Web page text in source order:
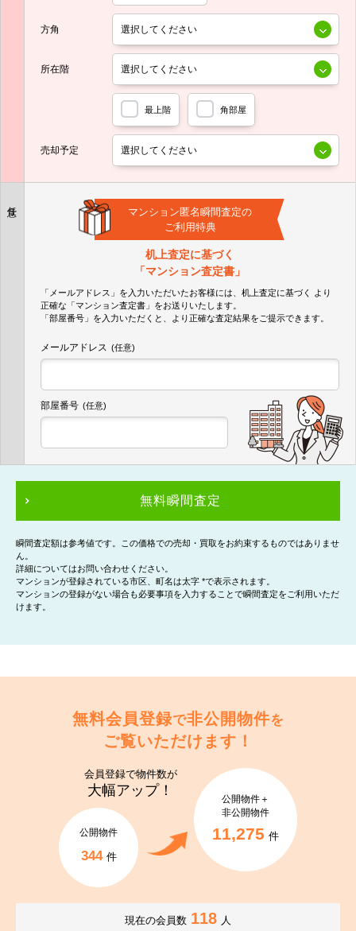
方角
所在階
最上階 角部屋
売却予定
マンション匿名瞬間査定の
ご利用特典
机上査定に基づく
「マンション査定書」
「メールアドレス」を入力いただいたお客様には、机上査定に基づく
より
正確な 「マンション査定書」 をお送りいたします。
「部屋番号」を入力いただくと、より正確な査定結果をご提示できます。
メールアドレス (任意)
部屋番号 (任意)
無料瞬間査定
瞬間査定額は参考値です。この価格での売却・買取をお約束するものではありませ
ん。
詳細についてはお問い合わせください。
マンションが登録されている市区、町名は太字 *で表示されます。
マンションの登録がない場合も必要事項を入力することで瞬間査定をご利用いただ
けます。
無料会員登録で非公開物件を
ご覧いただけます！
会員登録で物件数が
大幅アップ！
公開物件
344 件
公開物件＋
非公開物件
11,275 件
現在の会員数 118 人